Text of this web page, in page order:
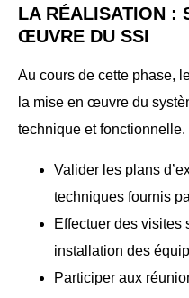
LA RÉALISATION :
ŒUVRE DU SSI
Au cours de cette phase,
la mise en œuvre du
technique et fonctionnelle.
Valider les plans
techniques fournis
Effectuer des visites
installation des
Participer aux